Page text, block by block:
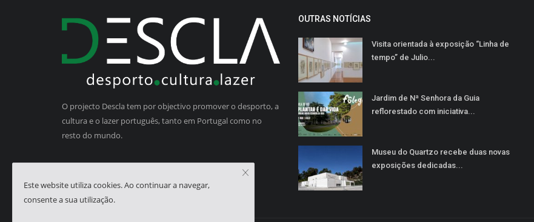
O projecto Descla tem por objectivo promover o desporto, a
cultura e o lazer português, tanto em Portugal como no
resto do mundo.
OUTRAS NOTÍCIAS
Visita orientada à exposição “Linha de
tempo” de Julio...
Jardim de Nª Senhora da Guia
reflorestado com iniciativa...
Museu do Quartzo recebe duas novas
exposições dedicadas...
Este website utiliza cookies. Ao continuar a navegar,
consente a sua utilização.